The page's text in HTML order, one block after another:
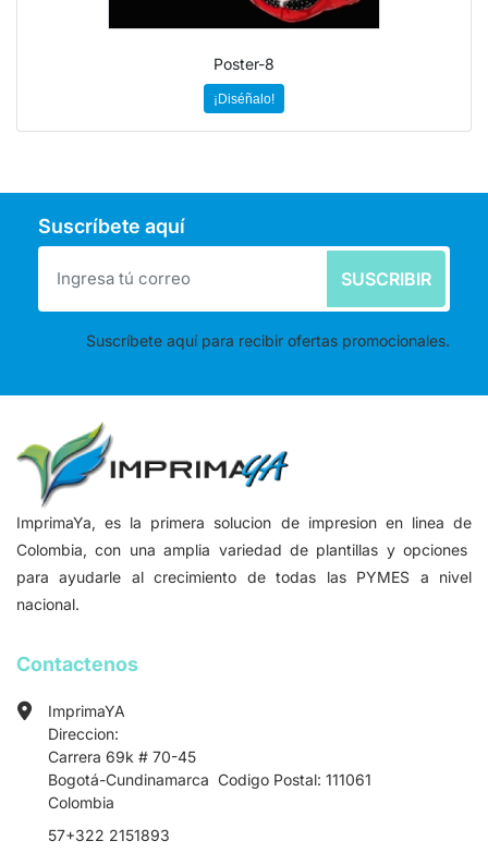
Poster-8
¡Diséñalo!
Suscríbete aquí
SUSCRIBIR
Suscríbete aquí para recibir ofertas promocionales.
ImprimaYa, es la primera solucion de impresion en linea de
Colombia, con una amplia variedad de plantillas y opciones
para ayudarle al crecimiento de todas las PYMES a nivel
nacional.
Contactenos
ImprimaYA
Direccion:
Carrera 69k # 70-45
Bogotá-Cundinamarca Codigo Postal: 111061
Colombia
57+322 2151893